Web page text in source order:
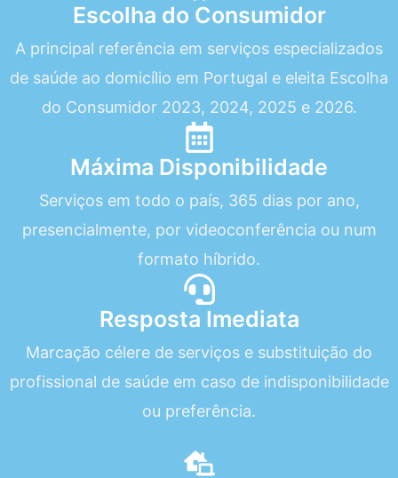
Escolha do Consumidor
A principal referência em serviços especializados
de saúde ao domicílio em Portugal e eleita Escolha
do Consumidor 2023, 2024, 2025 e 2026.
Máxima Disponibilidade
Serviços em todo o país, 365 dias por ano,
presencialmente, por videoconferência ou num
formato híbrido.
Resposta Imediata
Marcação célere de serviços e substituição do
profissional de saúde em caso de indisponibilidade
ou preferência.